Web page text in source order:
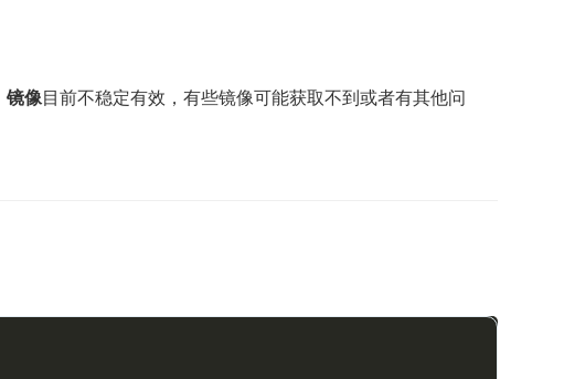
镜像目前不稳定有效，有些镜像可能获取不到或者有其他问